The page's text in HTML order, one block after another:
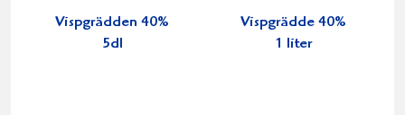
Vispgrädden 40%
5dl
Vispgrädde 40%
1 liter